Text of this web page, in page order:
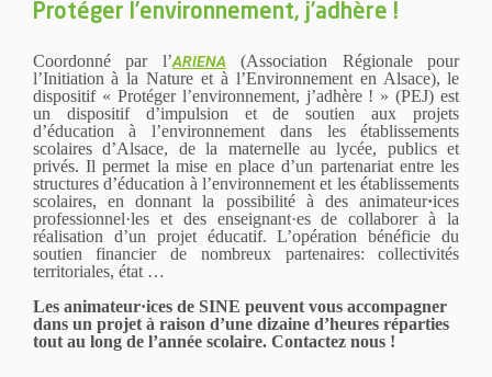
Protéger l’environnement, j’adhère !
Coordonné par l’ARIENA (Association Régionale pour
l’Initiation à la Nature et à l’Environnement en Alsace), le
dispositif « Protéger l’environnement, j’adhère ! » (PEJ) est
un dispositif d’impulsion et de soutien aux projets
d’éducation à l’environnement dans les établissements
scolaires d’Alsace, de la maternelle au lycée, publics et
privés. Il permet la mise en place d’un partenariat entre les
structures d’éducation à l’environnement et les établissements
scolaires, en donnant la possibilité à des animateur·ices
professionnel·les et des enseignant·es de collaborer à la
réalisation d’un projet éducatif. L’opération bénéficie du
soutien financier de nombreux partenaires: collectivités
territoriales, état …
Les animateur·ices de SINE peuvent vous accompagner
dans un projet à raison d’une dizaine d’heures réparties
tout au long de l’année scolaire. Contactez nous !